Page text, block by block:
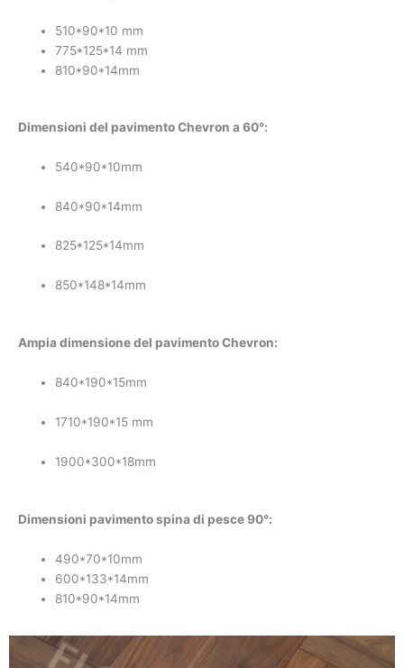
510*90*10 mm
775*125*14 mm
810*90*14mm
Dimensioni del pavimento Chevron a 60°:
540*90*10mm
840*90*14mm
825*125*14mm
850*148*14mm
Ampia dimensione del pavimento Chevron:
840*190*15mm
1710*190*15 mm
1900*300*18mm
Dimensioni pavimento spina di pesce 90°:
490*70*10mm
600*133*14mm
810*90*14mm